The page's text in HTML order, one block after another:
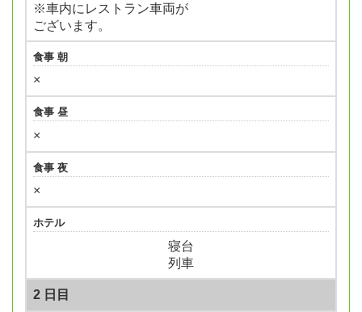
※車内にレストラン車両が
ございます。
食事 朝
×
食事 昼
×
食事 夜
×
ホテル
寝台
列車
2 日目